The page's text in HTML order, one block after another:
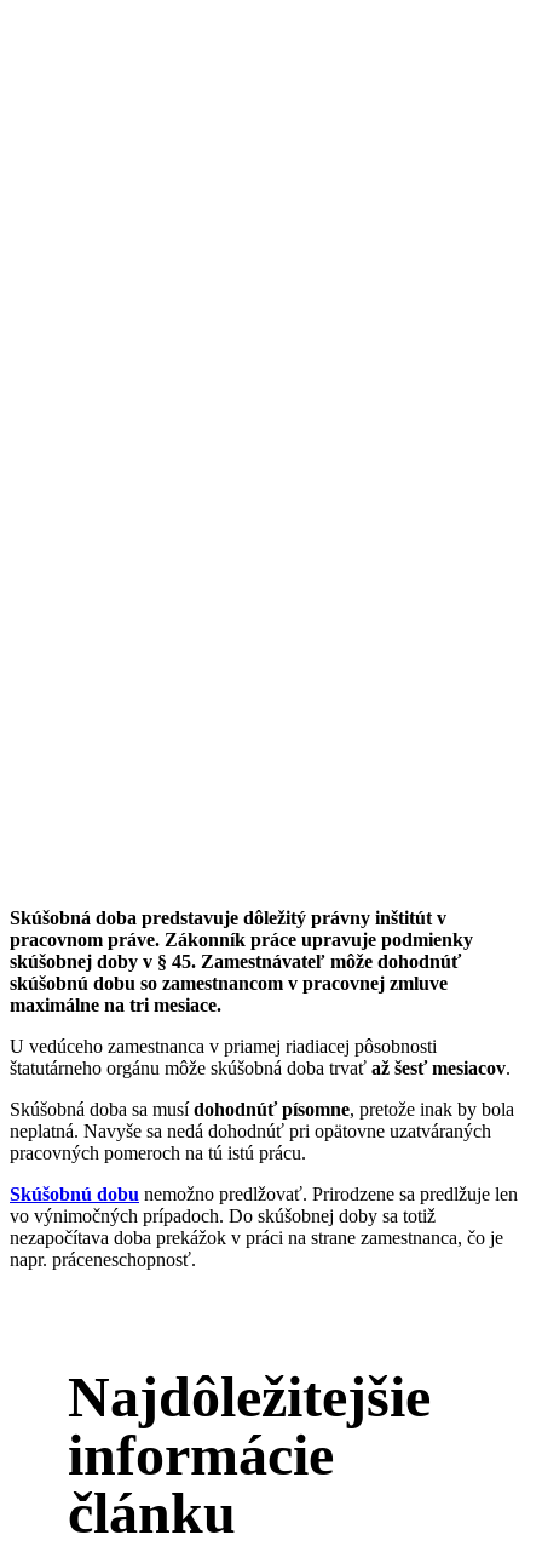
Skúšobná doba predstavuje dôležitý právny inštitút v
pracovnom práve. Zákonník práce upravuje podmienky
skúšobnej doby v § 45. Zamestnávateľ môže dohodnúť
skúšobnú dobu so zamestnancom v pracovnej zmluve
maximálne na tri mesiace.
U vedúceho zamestnanca v priamej riadiacej pôsobnosti
štatutárneho orgánu môže skúšobná doba trvať až šesť mesiacov.
Skúšobná doba sa musídohodnúť písomne, pretože inak by bola
neplatná. Navyše sa nedá dohodnúť pri opätovne uzatváraných
pracovných pomeroch na tú istú prácu.
Skúšobnú dobu nemožno predlžovať. Prirodzene sa predlžuje len
vo výnimočných prípadoch. Do skúšobnej doby sa totiž
nezapočítava doba prekážok v práci na strane zamestnanca, čo je
napr. práceneschopnosť.
Najdôležitejšie
informácie
článku